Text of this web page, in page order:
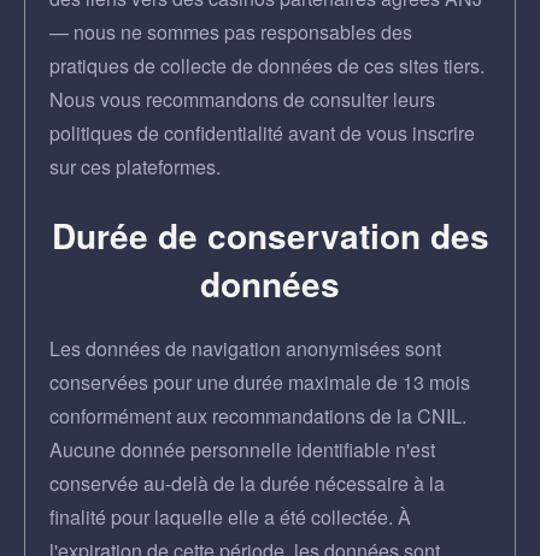
— nous ne sommes pas responsables des
pratiques de collecte de données de ces sites tiers.
Nous vous recommandons de consulter leurs
politiques de confidentialité avant de vous inscrire
sur ces plateformes.
Durée de conservation des
données
Les données de navigation anonymisées sont
conservées pour une durée maximale de 13 mois
conformément aux recommandations de la CNIL.
Aucune donnée personnelle identifiable n'est
conservée au-delà de la durée nécessaire à la
finalité pour laquelle elle a été collectée. À